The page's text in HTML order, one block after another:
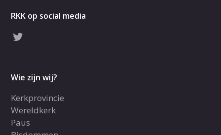
RKK op social media
Wie zijn wij?
Kerkprovincie
Wereldkerk
Paus